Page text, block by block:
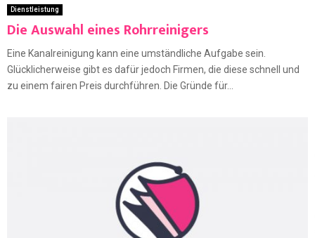
Dienstleistung
Die Auswahl eines Rohrreinigers
Eine Kanalreinigung kann eine umständliche Aufgabe sein.
Glücklicherweise gibt es dafür jedoch Firmen, die diese schnell und
zu einem fairen Preis durchführen. Die Gründe für...